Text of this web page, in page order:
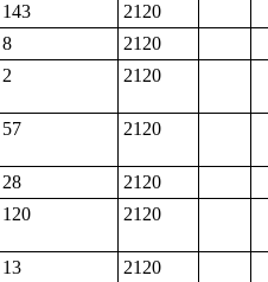
143
2120
8
2120
2 2120
57 2120
28
2120
120 2120
13
2120